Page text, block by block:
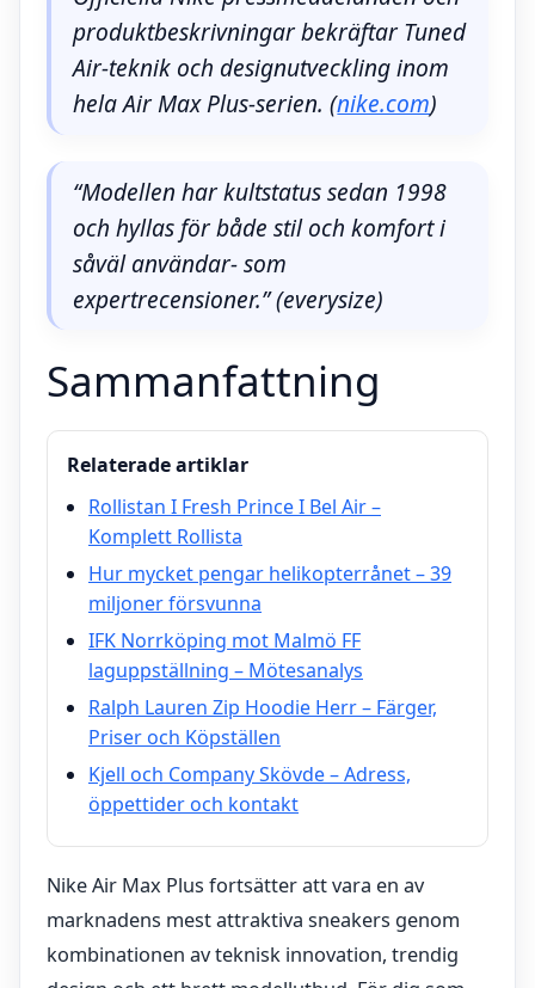
produktbeskrivningar bekräftar Tuned
Air-teknik och designutveckling inom
hela Air Max Plus-serien. (nike.com)
“Modellen har kultstatus sedan 1998
och hyllas för både stil och komfort i
såväl användar- som
expertrecensioner.” (everysize)
Sammanfattning
Relaterade artiklar
Rollistan I Fresh Prince I Bel Air –
Komplett Rollista
Hur mycket pengar helikopterrånet – 39
miljoner försvunna
IFK Norrköping mot Malmö FF
laguppställning – Mötesanalys
Ralph Lauren Zip Hoodie Herr – Färger,
Priser och Köpställen
Kjell och Company Skövde – Adress,
öppettider och kontakt
Nike Air Max Plus fortsätter att vara en av
marknadens mest attraktiva sneakers genom
kombinationen av teknisk innovation, trendig